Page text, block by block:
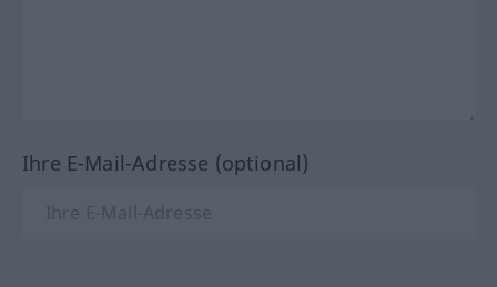
Ihre E-Mail-Adresse (optional)